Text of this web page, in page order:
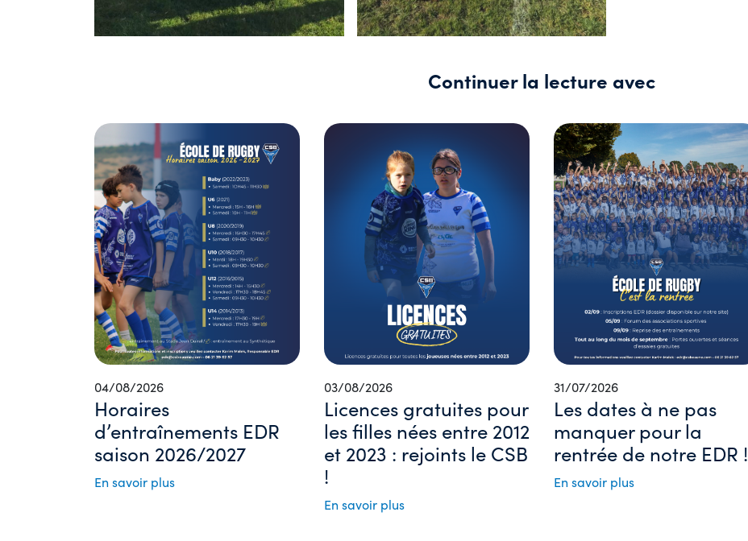
Continuer la lecture avec
04/08/2026
Horaires
d’entraînements EDR
saison 2026/2027
En savoir plus
03/08/2026
Licences gratuites pour
les filles nées entre 2012
et 2023 : rejoints le CSB
!
En savoir plus
31/07/2026
Les dates à ne pas
manquer pour la
rentrée de notre EDR !
En savoir plus